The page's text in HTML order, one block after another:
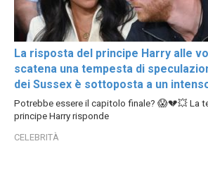
La risposta del principe Harry alle
scatena una tempesta di
dei Sussex è sottoposta a un
Potrebbe essere il capitolo finale? 😱💔💥 La
principe Harry risponde
CELEBRITÀ